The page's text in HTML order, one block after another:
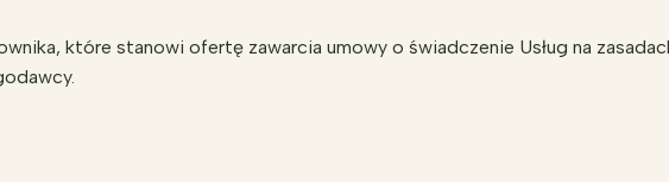
które stanowi ofertę zawarcia umowy o świadczenie Usług na